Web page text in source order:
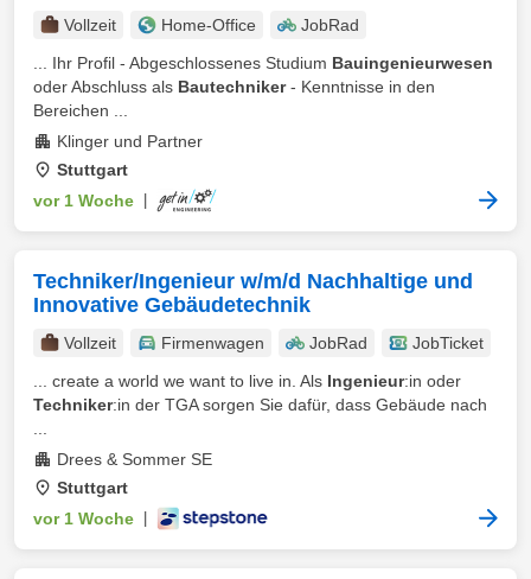
Vollzeit Home-Office
JobRad
... Ihr Profil - Abgeschlossenes Studium Bauingenieurwesen
oder Abschluss als Bautechniker- Kenntnisse in den
Bereichen ...
Klinger und Partner
Stuttgart
vor 1 Woche
Techniker/Ingenieur w/m/d Nachhaltige und
Innovative Gebäudetechnik
Vollzeit Firmenwagen JobRad
JobTicket
... create a world we want to live in. Als Ingenieur:in oder
Techniker:in der TGA sorgen Sie dafür, dass Gebäude nach
Drees & Sommer SE
Stuttgart
vor 1 Woche